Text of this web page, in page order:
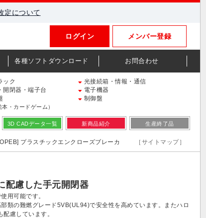
定について
メンバー登録
ログイン
各種ソフトダウンロード お問合わせ
ック
光接続箱・情報・通信
開閉器・端子台
電子機器
制御盤
本・カードゲーム）
3D CADデータ一覧 新商品紹介 生産終了品
プラスチックエンクローズブレーカ ［サイトマップ］
配慮した手元開閉器
用可能です。
類の難燃グレード5VB(UL94)で安全性を高めています。またハロ
慮しています。